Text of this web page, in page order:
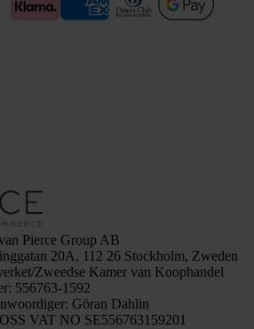
Pierce Group AB
20A, 112 26 Stockholm, Zweden
Zweedse Kamer van Koophandel
556763-1592
Göran Dahlin
VAT NO SE556763159201